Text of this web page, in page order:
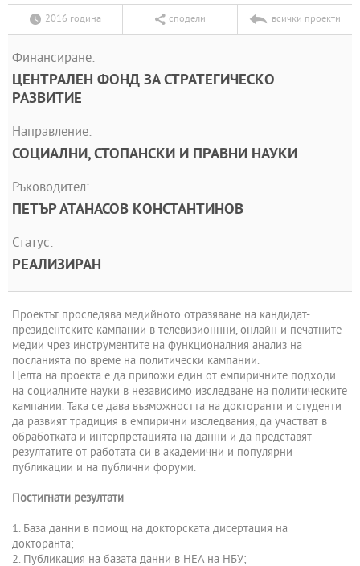
2016 година сподели всички проекти
Финансиране:
ЦЕНТРАЛЕН ФОНД ЗА СТРАТЕГИЧЕСКО
РАЗВИТИЕ
Направление:
СОЦИАЛНИ, СТОПАНСКИ И ПРАВНИ НАУКИ
Ръководител:
ПЕТЪР АТАНАСОВ КОНСТАНТИНОВ
Статус:
РЕАЛИЗИРАН
Проектът проследява медийното отразяване на кандидат-
президентските кампании в телевизионнни, онлайн и печатните
медии чрез инструментите на функционалния анализ на
посланията по време на политически кампании.
Целта на проекта е да приложи един от емпиричните подходи
на социалните науки в независимо изследване на политическите
кампании. Така се дава възможността на докторанти и студенти
да развият традиция в емпирични изследвания, да участват в
обработката и интерпретацията на данни и да представят
резултатите от работата си в академични и популярни
публикации и на публични форуми.
Постигнати резултати
1. База данни в помощ на докторската дисертация на
докторанта;
2. Публикация на базата данни в НЕА на НБУ;